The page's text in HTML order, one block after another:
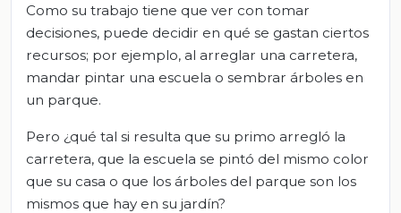
Como su trabajo tiene que ver con tomar
decisiones, puede decidir en qué se gastan ciertos
recursos; por ejemplo, al arreglar una carretera,
mandar pintar una escuela o sembrar árboles en
un parque.
Pero ¿qué tal si resulta que su primo arregló la
carretera, que la escuela se pintó del mismo color
que su casa o que los árboles del parque son los
mismos que hay en su jardín?